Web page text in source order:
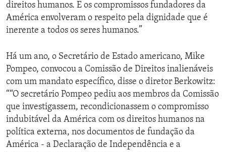
direitos humanos. E os compromissos fundadores da
América envolveram o respeito pela dignidade que é
inerente a todos os seres humanos.”
Há um ano, o Secretário de Estado americano, Mike
Pompeo, convocou a Comissão de Direitos inalienáveis
com um mandato específico, disse o diretor Berkowitz:
““O secretário Pompeo pediu aos membros da Comissão
que investigassem, recondicionassem o compromisso
indubitável da América com os direitos humanos na
política externa, nos documentos de fundação da
América - a Declaração de Independência e a